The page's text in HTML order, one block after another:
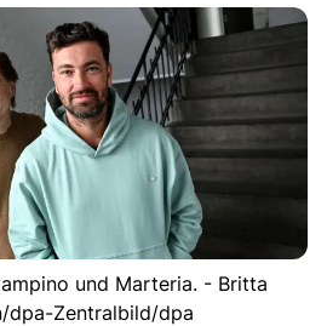
und Marteria. - Britta
dpa-Zentralbild/dpa